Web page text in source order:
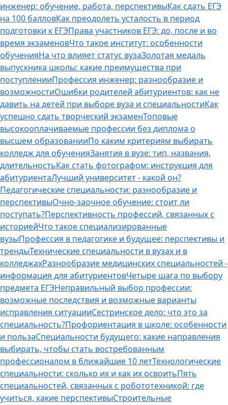
инженер: обучение, работа, перспективыКак сдать ЕГЭ
на 100 балловКак преодолеть усталость в период
подготовки к ЕГЭПрава участников ЕГЭ: до, после и во
время экзаменовЧто такое институт: особенности
обученияНа что влияет статус вузаЗолотая медаль
выпускника школы: какие преимущества при
поступленииПрофессия инженер: разнообразие и
возможностиОшибки родителей абитуриентов: как не
давить на детей при выборе вуза и специальностиКак
успешно сдать творческий экзаменТоповые
высокооплачиваемые профессии без диплома о
высшем образованииПо каким критериям выбирать
колледж для обученияЗанятия в вузе: тип, названия,
длительностьКак стать фотографом: инструкция для
абитуриентаЛучший университет - какой он?
Педагогические специальности: разнообразие и
перспективыОчно-заочное обучение: стоит ли
поступать?Перспективность профессий, связанных с
историейЧто такое специализированные
вузыПрофессия в педагогике и будущее: перспективы и
трендыТехнические специальности в вузах и в
колледжахРазнообразие медицинских специальностей -
информация для абитуриентовЧетыре шага по выбору
предмета ЕГЭНеправильный выбор профессии:
возможные последствия и возможные варианты
исправления ситуацииСестринское дело: что это за
специальность?Профориентация в школе: особенности
и пользаСпециальности будущего: какие направления
выбирать, чтобы стать востребованным
профессионалом в ближайшие 10 летТехнологические
специальности: сколько их и как их освоитьПять
специальностей, связанных с робототехникой: где
учиться, какие перспективыСтроительные